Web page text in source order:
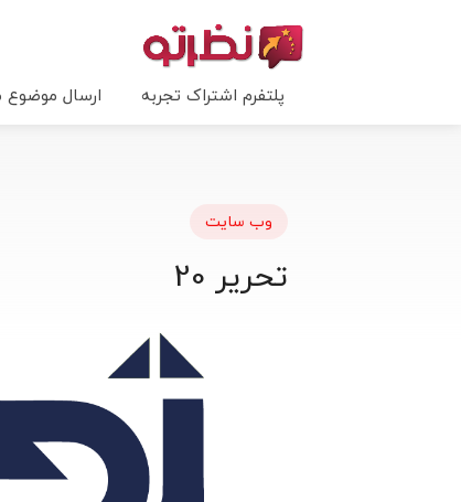
پلتفرم اشتراک تجربه ارسال موضوع
وب سایت
تحریر 20